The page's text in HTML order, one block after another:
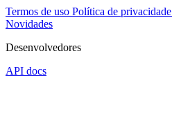
Termos de uso Política de privacidade
Novidades
Desenvolvedores
API docs